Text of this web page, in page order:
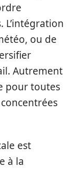
L’intégration
ou de
Autrement
pour toutes
est
à la